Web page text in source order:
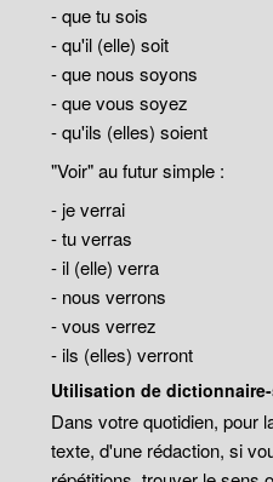
- que tu sois
- qu'il (elle) soit
- que nous soyons
- que vous soyez
- qu'ils (elles) soient
"Voir" au futur simple :
- je verrai
- tu verras
- il (elle) verra
- nous verrons
- vous verrez
- ils (elles) verront
Utilisation de
Dans votre quotidien, pour
texte, d'une rédaction, si